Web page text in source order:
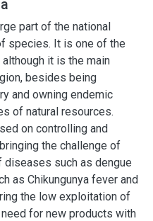
part of the national
species. It is one of the
it is the main
besides being
and owning endemic
of natural resources.
on controlling and
the challenge of
such as dengue
as Chikungunya fever and
the low exploitation of
for new products with